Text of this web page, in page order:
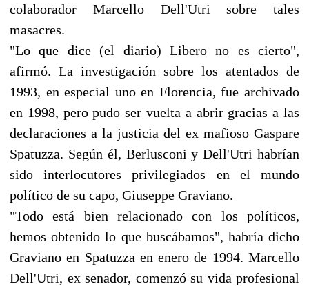
colaborador Marcello Dell'Utri sobre tales
masacres.
"Lo que dice (el diario) Libero no es cierto",
afirmó. La investigación sobre los atentados de
1993, en especial uno en Florencia, fue archivado
en 1998, pero pudo ser vuelta a abrir gracias a las
declaraciones a la justicia del ex mafioso Gaspare
Spatuzza. Según él, Berlusconi y Dell'Utri habrían
sido interlocutores privilegiados en el mundo
político de su capo, Giuseppe Graviano.
"Todo está bien relacionado con los políticos,
hemos obtenido lo que buscábamos", habría dicho
Graviano en Spatuzza en enero de 1994. Marcello
Dell'Utri, ex senador, comenzó su vida profesional